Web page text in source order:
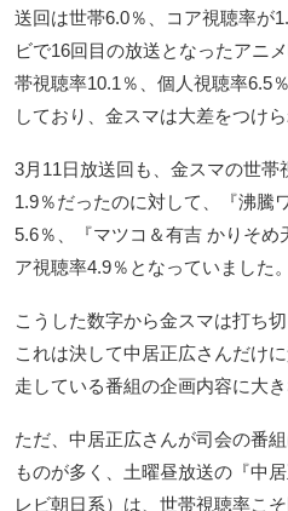
送回は世帯6.0％、コア視聴率が
ビで16回目の放送となったアニ
帯視聴率10.1％、個人視聴率6.5
しており、金スマは大差をつけら
3月11日放送回も、金スマの世
1.9％だったのに対して、『沸騰
5.6％、『マツコ＆有吉 かりそめ
ア視聴率4.9％となっていました。
こうした数字から金スマは打ち
これは決して中居正広さんだけ
走している番組の企画内容に大
ただ、中居正広さんが司会の番
ものが多く、土曜昼放送の『中
レビ朝日系）は、世帯視聴率こ